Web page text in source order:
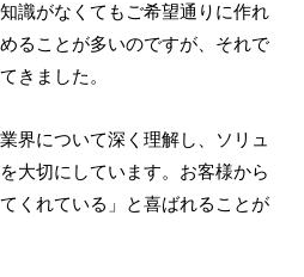
識がなくてもご希望通りに作れ
ることが多いのですが、それで
きました。
界について深く理解し、ソリュ
大切にしています。お客様から
くれている」と喜ばれることが